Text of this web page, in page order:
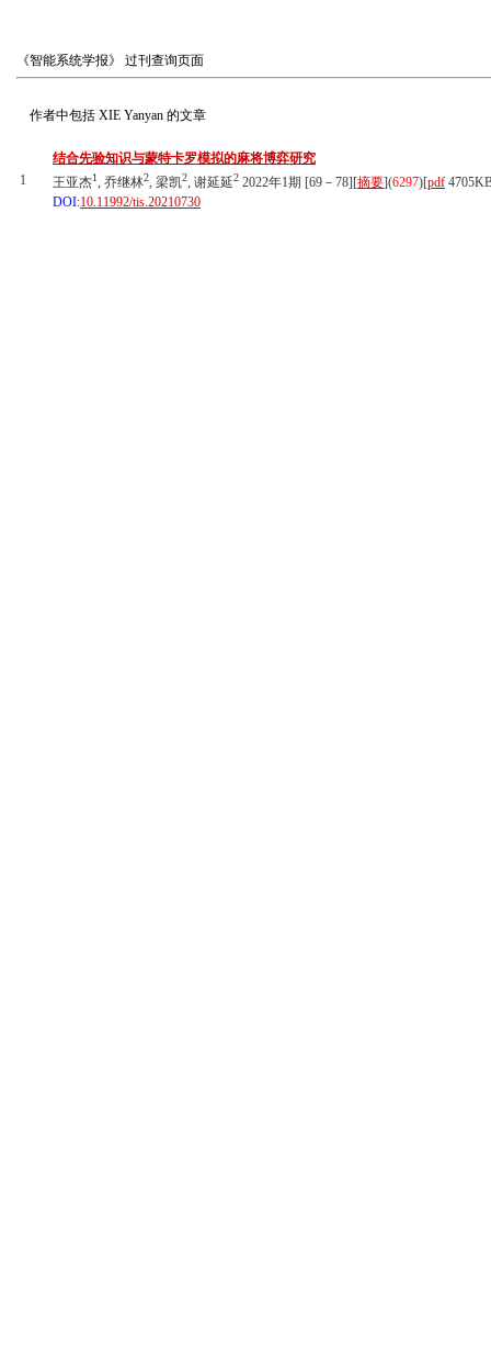
《智能系统学报》 过刊查询页面
作者中包括 XIE Yanyan 的文章
1
结合先验知识与蒙特卡罗模拟的麻将博弈研究
王亚杰1, 乔继林2, 梁凯2, 谢延延2 2022年1期 [69－78][摘要](6297)[pdf
DOI:10.11992/tis.20210730